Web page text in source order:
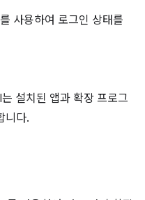
사용하여 로그인 상태를
설치된 앱과 확장 프로그
니다.